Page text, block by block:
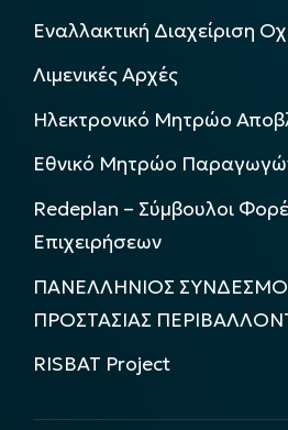
Εναλλακτική Διαχείριση
Λιμενικές Αρχές
Ηλεκτρονικό Μητρώο
Εθνικό Μητρώο
Redeplan – Σύμβουλοι
Επιχειρήσεων
ΠΑΝΕΛΛΗΝΙΟΣ
ΠΡΟΣΤΑΣΙΑΣ
RISBAT Project